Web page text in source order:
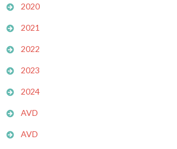
2020
2021
2022
2023
2024
AVD
AVD